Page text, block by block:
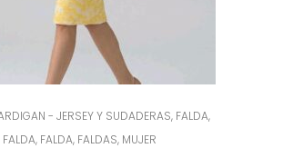
- JERSEY Y SUDADERAS, FALDA,
FALDA, FALDA, FALDAS, MUJER